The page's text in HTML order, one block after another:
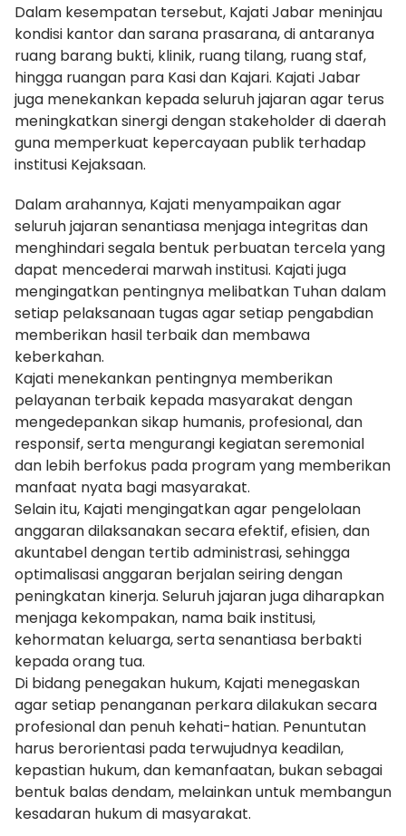
Dalam kesempatan tersebut, Kajati Jabar meninjau
kondisi kantor dan sarana prasarana, di antaranya
ruang barang bukti, klinik, ruang tilang, ruang staf,
hingga ruangan para Kasi dan Kajari. Kajati Jabar
juga menekankan kepada seluruh jajaran agar terus
meningkatkan sinergi dengan stakeholder di daerah
guna memperkuat kepercayaan publik terhadap
institusi Kejaksaan.
Dalam arahannya, Kajati menyampaikan agar
seluruh jajaran senantiasa menjaga integritas dan
menghindari segala bentuk perbuatan tercela yang
dapat mencederai marwah institusi. Kajati juga
mengingatkan pentingnya melibatkan Tuhan dalam
setiap pelaksanaan tugas agar setiap pengabdian
memberikan hasil terbaik dan membawa
keberkahan.
Kajati menekankan pentingnya memberikan
pelayanan terbaik kepada masyarakat dengan
mengedepankan sikap humanis, profesional, dan
responsif, serta mengurangi kegiatan seremonial
dan lebih berfokus pada program yang memberikan
manfaat nyata bagi masyarakat.
Selain itu, Kajati mengingatkan agar pengelolaan
anggaran dilaksanakan secara efektif, efisien, dan
akuntabel dengan tertib administrasi, sehingga
optimalisasi anggaran berjalan seiring dengan
peningkatan kinerja. Seluruh jajaran juga diharapkan
menjaga kekompakan, nama baik institusi,
kehormatan keluarga, serta senantiasa berbakti
kepada orang tua.
Di bidang penegakan hukum, Kajati menegaskan
agar setiap penanganan perkara dilakukan secara
profesional dan penuh kehati-hatian. Penuntutan
harus berorientasi pada terwujudnya keadilan,
kepastian hukum, dan kemanfaatan, bukan sebagai
bentuk balas dendam, melainkan untuk membangun
kesadaran hukum di masyarakat.